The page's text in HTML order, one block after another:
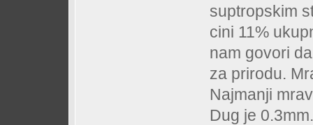
suptropskim
cini 11%
nam govori
za prirodu.
Najmanji
Dug je